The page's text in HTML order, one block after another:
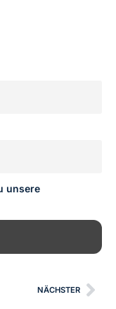
unsere
NÄCHSTER